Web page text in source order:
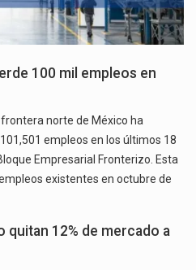
100 mil empleos en
norte de México ha
empleos en los últimos 18
Empresarial Fronterizo. Esta
existentes en octubre de
quitan 12% de mercado a